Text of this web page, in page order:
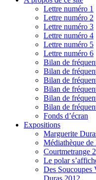
Lettre numéro 1
Lettre numéro 2
Lettre numéro 3
Lettre numéro 4
Lettre numéro 5
Lettre numéro 6
Bilan de
Bilan de
Bilan de
Bilan de
Bilan de
Bilan de
Fonds d’écran
Expositions
Marguerite
Médiathèque de
Courtmetrange
Le polar
Des Soucoupes
Duras 2012